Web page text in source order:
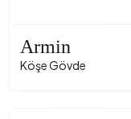
Armin
Köşe Gövde